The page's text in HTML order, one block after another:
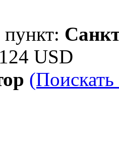
124 USD
(Поискать